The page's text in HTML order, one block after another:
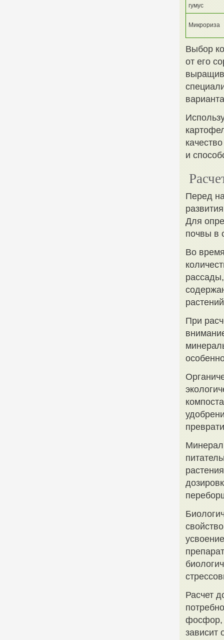
гумус
Микрориза
Выбор
от его
и
Перед
Для
почвы в
Во
При
Расчет
фосфор,
зависит